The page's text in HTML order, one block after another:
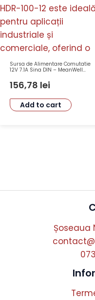
Sursa de Alimentare Comutatie
12V 7.1A Sina DIN – MeanWell
156,78 lei
Add to cart
Șoseaua